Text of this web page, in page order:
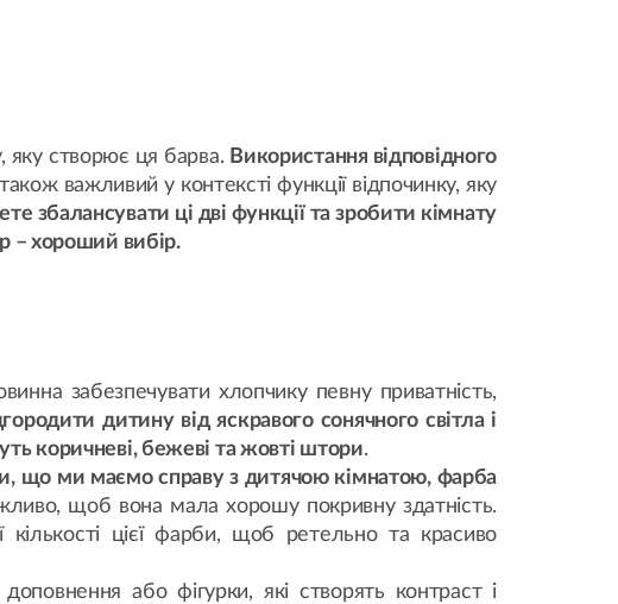
яку створює ця барва. Використання відповідного
важливий у контексті функції відпочинку, яку
збалансувати ці дві функції та зробити кімнату
– хороший вибір.
забезпечувати хлопчику певну приватність,
дитину від яскравого сонячного світла і
коричневі, бежеві та жовті штори.
що ми маємо справу з дитячою кімнатою, фарба
щоб вона мала хорошу покривну здатність.
кількості цієї фарби, щоб ретельно та красиво
або фігурки, які створять контраст і